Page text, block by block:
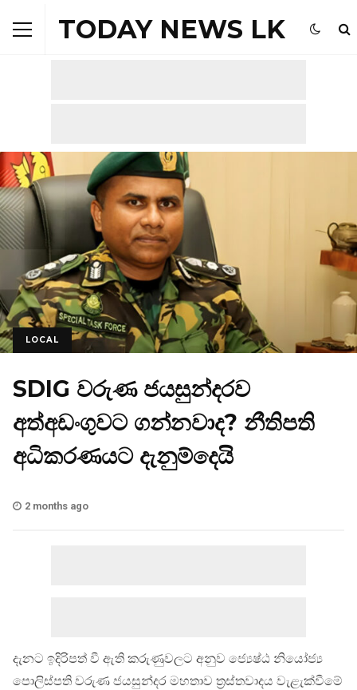
TODAY NEWS LK
LOCAL
SDIG වරුණ ජයසුන්දරව
අත්අඩංගුවට ගන්නවාද? නීතිපති
අධිකරණයට දැනුම්දෙයි
2 months ago
දැනට ඉදිරිපත් වී ඇති කරුණුවලට අනුව ජ්‍යෙෂ්ඨ නියෝජ්‍ය
පොලිස්පති වරුණ ජයසුන්දර මහතාව ත්‍රස්තවාදය වැළැක්වීමේ